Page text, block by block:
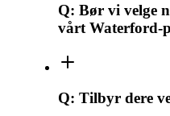
Q: Bør vi velge
vårt Waterford-
Q: Tilbyr dere